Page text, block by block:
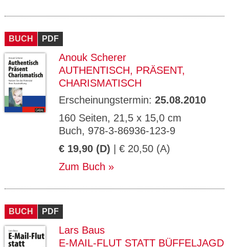
BUCH PDF
Anouk Scherer
AUTHENTISCH, PRÄSENT,
CHARISMATISCH
Erscheinungstermin: 25.08.2010
160 Seiten, 21,5 x 15,0 cm
Buch, 978-3-86936-123-9
€ 19,90 (D) | € 20,50 (A)
Zum Buch
BUCH PDF
Lars Baus
E-MAIL-FLUT STATT BÜFFELJAGD